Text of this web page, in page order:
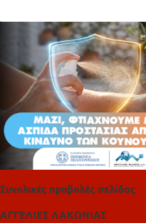
λ
Συνολικές προβολές σελίδας
ΑΓΓΕΛΙΕΣ ΛΑΚΩΝΙΑΣ